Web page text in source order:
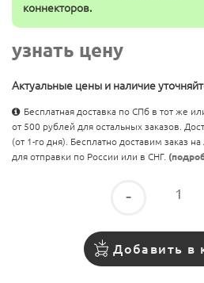
коннекторов.
узнать цену
Актуальные цены и наличие
Бесплатная доставка по СПб в тот же
от 500 рублей для остальных заказов.
(от 1-го дня). Бесплатно доставим заказ
для отправки по России или в СНГ.
-
Добавить в